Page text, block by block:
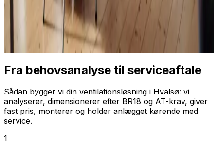
Fra behovsanalyse til serviceaftale
Sådan bygger vi din ventilationsløsning i Hvalsø: vi
analyserer, dimensionerer efter BR18 og AT-krav, giver
fast pris, monterer og holder anlægget kørende med
service.
1